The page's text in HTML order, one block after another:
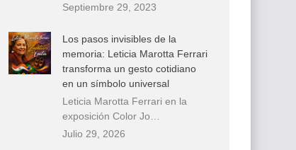
Septiembre 29, 2023
Los pasos invisibles de la
memoria: Leticia Marotta Ferrari
transforma un gesto cotidiano
en un símbolo universal
Leticia Marotta Ferrari en la
exposición Color Jo…
Julio 29, 2026